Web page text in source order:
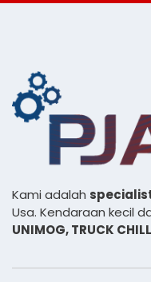
Kami adalah
Usa. Kendaraan kecil
UNIMOG, TRUCK